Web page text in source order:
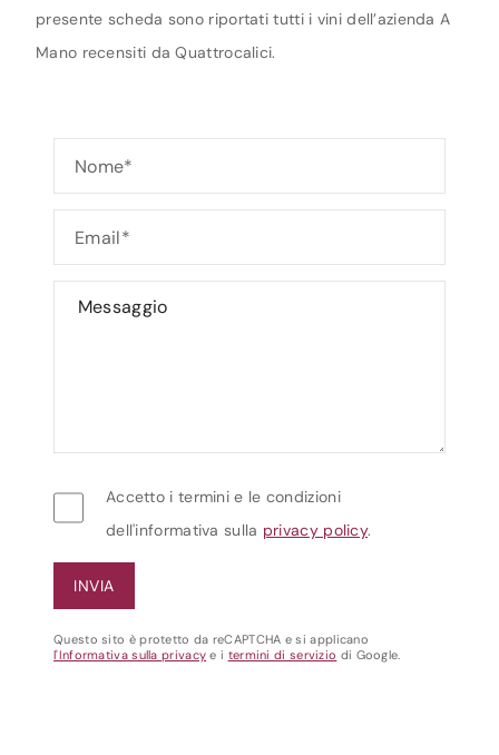
presente scheda sono riportati tutti i vini dell’azienda A
Mano recensiti da Quattrocalici.
Accetto i termini e le condizioni
dell'informativa sulla privacy policy.
Questo sito è protetto da reCAPTCHA e si applicano
l'Informativa sulla privacy e i termini di servizio di Google.